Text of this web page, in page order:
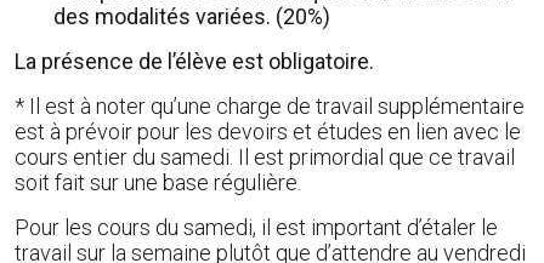
des modalités variées. (20%)
La présence de l’élève est obligatoire.
* Il est à noter qu’une charge de travail supplémentaire
est à prévoir pour les devoirs et études en lien avec le
cours entier du samedi. Il est primordial que ce travail
soit fait sur une base régulière.
Pour les cours du samedi, il est important d’étaler le
travail sur la semaine plutôt que d’attendre au vendredi